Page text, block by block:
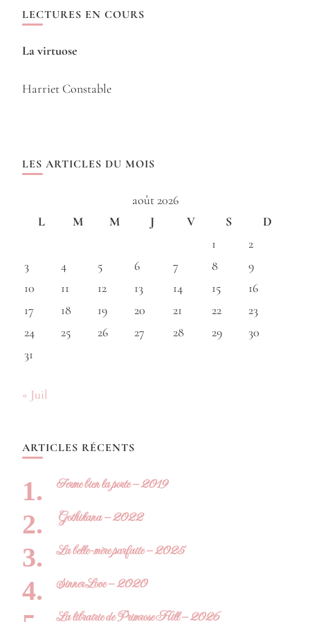
LECTURES EN COURS
La virtuose
Harriet Constable
LES ARTICLES DU MOIS
août 2026
L
M M J V S
D
1
2
3
4 5 6 7 8
9
10
11 12 13 14 15
16
17
18 19 20 21 22
23
24
25 26 27 28 29
30
31
« Juil
ARTICLES RÉCENTS
Ferme bien la porte – 2019
Gothikana – 2022
La belle-mère parfaite – 2025
Sinner Love – 2020
La librairie de Primrose Hill – 2026